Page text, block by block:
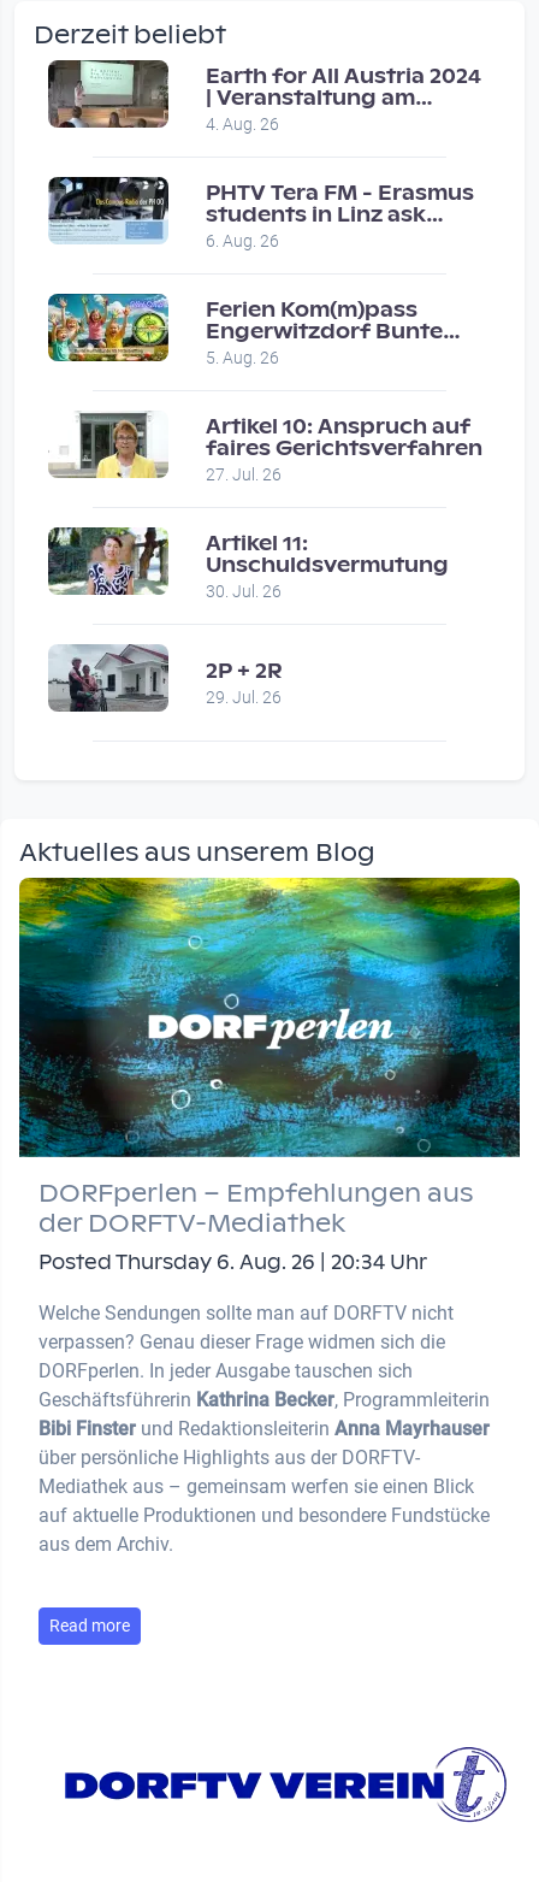
Vor 2 weeks 2 days
Coole Sendung, tolle…
Vor 1 month 1 week
Eure Show war super :-)…
Vor 1 month 2 weeks
Derzeit beliebt
Earth for All Austria 2024
| Veranstaltung am
8.7.2024
4. Aug. 26
PHTV Tera FM - Erasmus
students in Linz ask
people on road for
recommendations
6. Aug. 26
Ferien Kom(m)pass
Engerwitzdorf Bunte
Hundestunde
5. Aug. 26
Artikel 10: Anspruch auf
faires Gerichtsverfahren
27. Jul. 26
Artikel 11:
Unschuldsvermutung
30. Jul. 26
2P + 2R
29. Jul. 26
Aktuelles aus unserem Blog
DORFperlen – Empfehlungen aus
der DORFTV-Mediathek
Posted Thursday 6. Aug. 26 | 20:34 Uhr
Welche Sendungen sollte man auf DORFTV nicht
verpassen? Genau dieser Frage widmen sich die
DORFperlen. In jeder Ausgabe tauschen sich
Geschäftsführerin Kathrina Becker, Programmleiterin
Bibi Finster und Redaktionsleiterin Anna Mayrhauser
über persönliche Highlights aus der DORFTV-
Mediathek aus – gemeinsam werfen sie einen Blick
auf aktuelle Produktionen und besondere Fundstücke
aus dem Archiv.
Read more